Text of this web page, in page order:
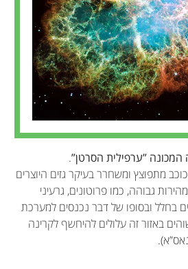
המכונה ”ערפילית הסרטן”.
מתפוצץ ומשחרר בעיקר גזים היוצרים
גבוהה, כמו פרוטונים, גרעיני
בחלל ובסופו של דבר נכנסים למערכת
באזור זה עלולים להיחשף לקרינה